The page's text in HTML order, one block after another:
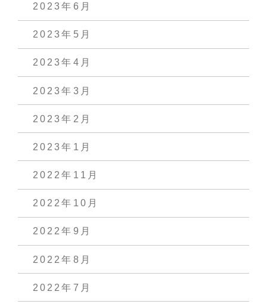
2023年6月
2023年5月
2023年4月
2023年3月
2023年2月
2023年1月
2022年11月
2022年10月
2022年9月
2022年8月
2022年7月